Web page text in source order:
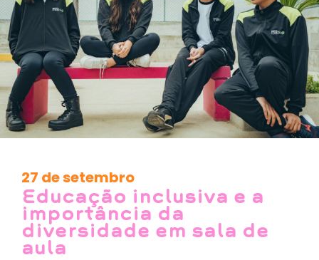
27 de setembro
Educação inclusiva e a
importância da
diversidade em sala de
aula